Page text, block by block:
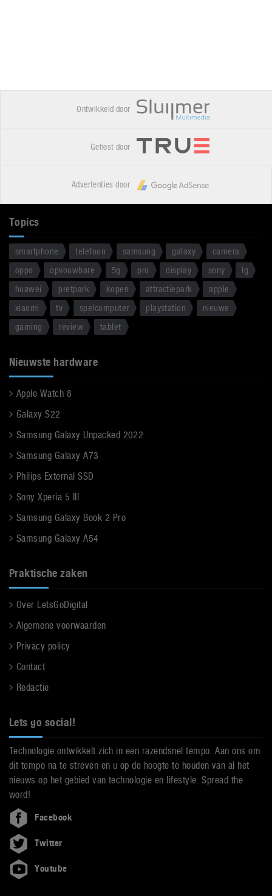
Ontwikkeld door
Gehost door
Advertenties door
Topics
smartphone telefoon samsung galaxy
camera
oppo
opvouwbare 5g pro display sony
lg
huawei
pretpark kopen attractiepark
apple
xiaomi
tv spelcomputer playstation
nieuwe
gaming
review tablet
Nieuwste hardware
Apple Watch 8
Galaxy S22
Samsung Galaxy Unpacked 2022
Samsung Galaxy A73
Philips External SSD
Sony Xperia 5 III
Samsung Galaxy Book 2 Pro
Samsung Galaxy A54
Praktische zaken
Over LetsGoDigital
Algemene voorwaarden
Privacy policy
Contact
Redactie
Lets go social!
Technologie ontwikkelt zich in een razendsnel tempo. Aan ons om
dit tempo na te streven en u op de hoogte te houden van al het
nieuws op het gebied van technologie en lifestyle. Spread the
word!
Facebook
Twitter
Youtube